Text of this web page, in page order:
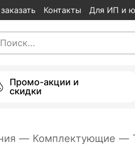
Контакты Для ИП и
Промо-акции и
скидки
— Комплектующие —